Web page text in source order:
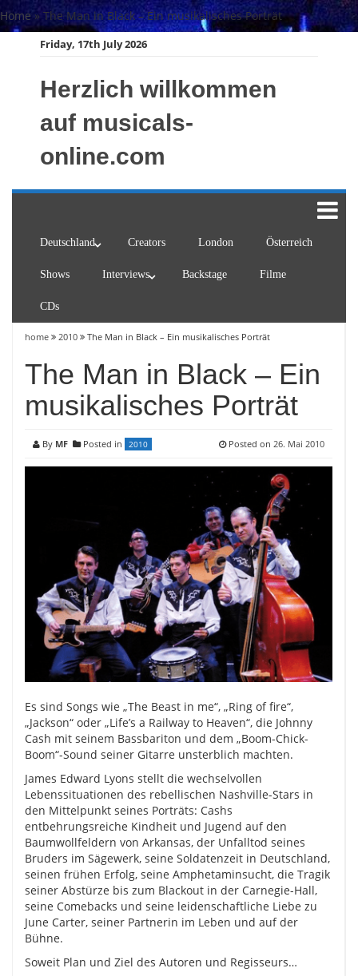
Skip
to
Home»The Man in Black – Ein musikalisches Porträt
Friday, 17th July 2026
Herzlich willkommen
auf musicals-
online.com
Deutschland Creators London Österreich
Shows Interviews Backstage Filme
CDs
home 2010 The Man in Black – Ein musikalisches Porträt
The Man in Black – Ein
musikalisches Porträt
By MF Posted in 2010 Posted on 26. Mai 2010
Es sind Songs wie „The Beast in me“, „Ring of fire“,
„Jackson“ oder „Life’s a Railway to Heaven“, die Johnny
Cash mit seinem Bassbariton und dem „Boom-Chick-
Boom“-Sound seiner Gitarre unsterblich machten.
James Edward Lyons stellt die wechselvollen
Lebenssituationen des rebellischen Nashville-Stars in
den Mittelpunkt seines Porträts: Cashs
entbehrungsreiche Kindheit und Jugend auf den
Baumwollfeldern von Arkansas, der Unfalltod seines
Bruders im Sägewerk, seine Soldatenzeit in Deutschland,
seinen frühen Erfolg, seine Amphetaminsucht, die Tragik
seiner Abstürze bis zum Blackout in der Carnegie-Hall,
seine Comebacks und seine leidenschaftliche Liebe zu
June Carter, seiner Partnerin im Leben und auf der
Bühne.
Soweit Plan und Ziel des Autoren und Regisseurs…